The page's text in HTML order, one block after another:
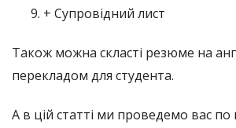
+ Супровідний лист
Також можна скласті резюме на
перекладом для студента.
А в цій статті ми проведемо вас